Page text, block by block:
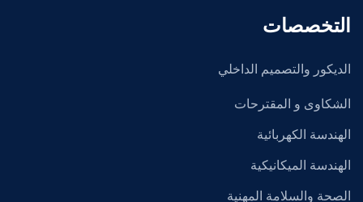
التخصصات
الديكور والتصميم الداخلي
الشكاوى و المقترحات
الهندسة الكهربائية
الهندسة الميكانيكية
الصحة والسلامة المهنية